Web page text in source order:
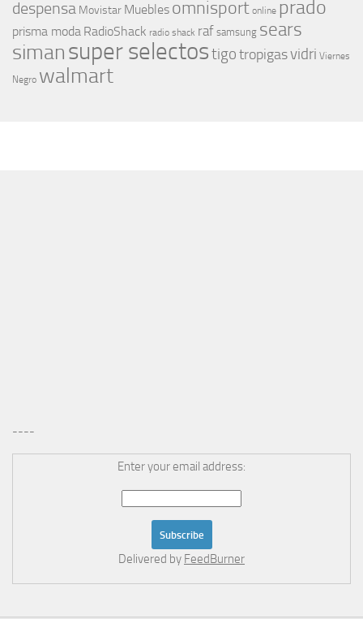
despensa Movistar Muebles omnisport online prado
prisma moda RadioShack radio shack raf samsung sears
simansuper selectostigotropigasvidri Viernes
Negro walmart
----
Enter your email address:
Delivered by FeedBurner